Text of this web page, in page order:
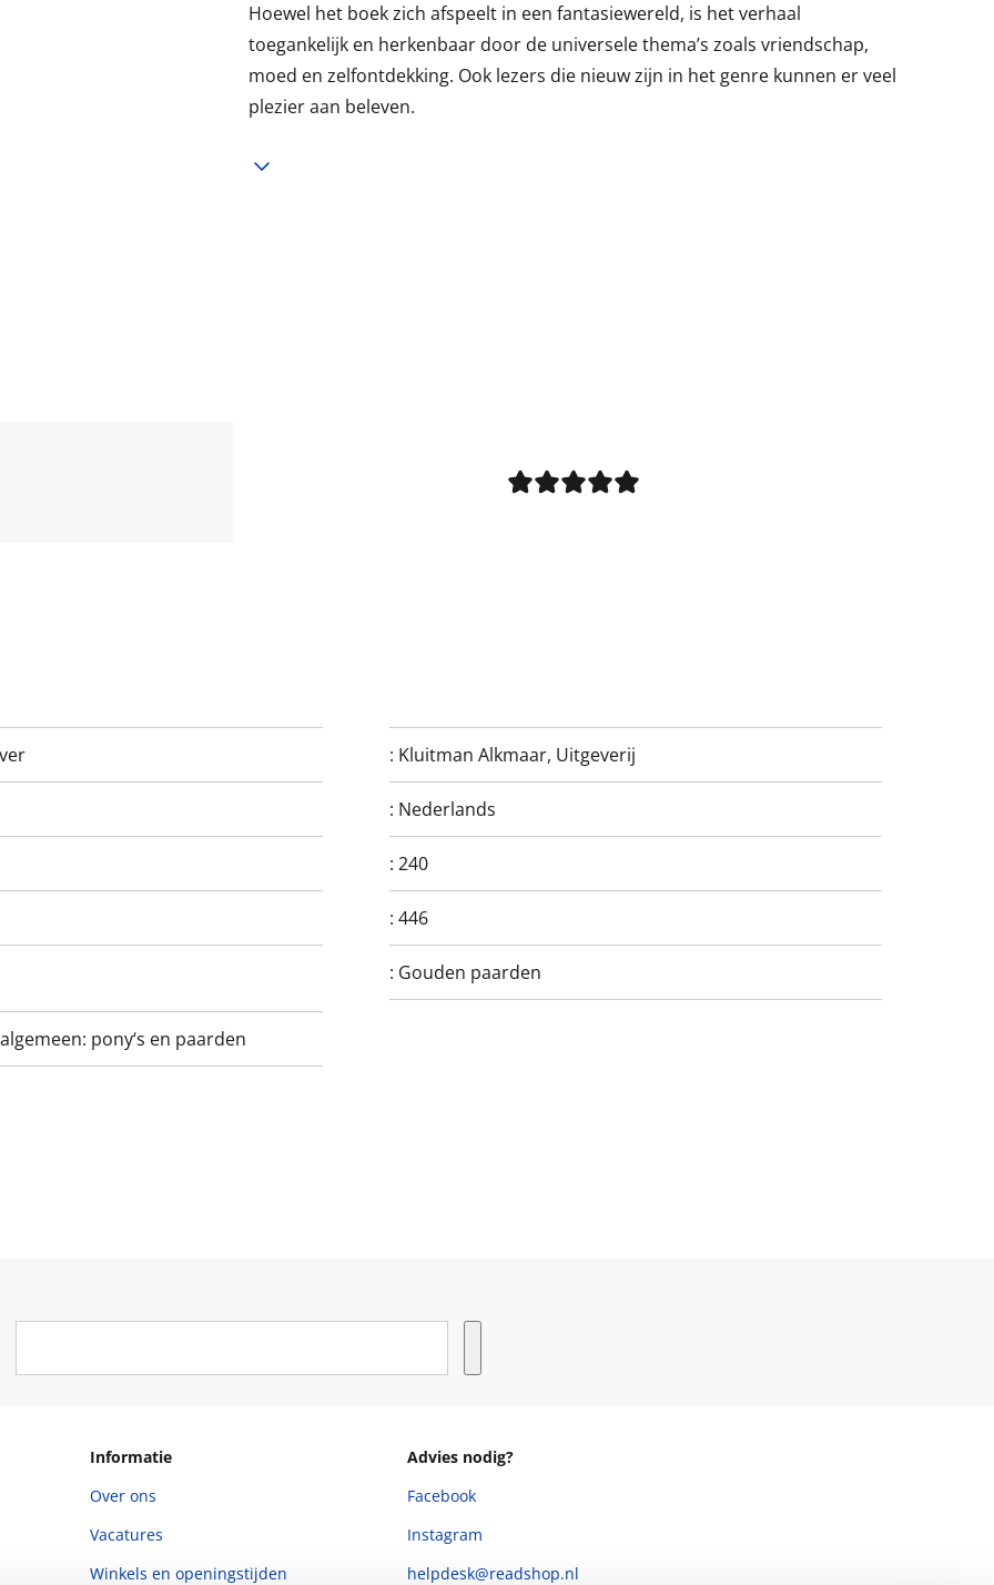
Hoewel het boek zich afspeelt in een fantasiewereld, is het verhaal
toegankelijk en herkenbaar door de universele thema’s zoals vriendschap,
moed en zelfontdekking. Ook lezers die nieuw zijn in het genre kunnen er veel
plezier aan beleven.
: Kluitman Alkmaar, Uitgeverij
: Nederlands
:240
:446
: Gouden paarden
pony‘s en paarden
Informatie
Over ons
Vacatures
Winkels en openingstijden
Advies nodig?
Facebook
Instagram
helpdesk@readshop.nl